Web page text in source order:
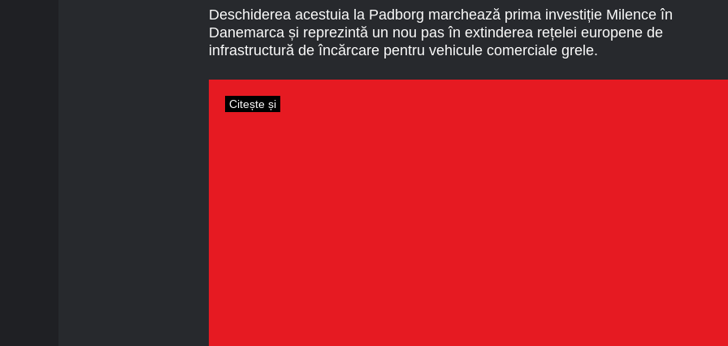
Deschiderea acestuia la Padborg marchează prima investiție Milence în
Danemarca și reprezintă un nou pas în extinderea rețelei europene de
infrastructură de încărcare pentru vehicule comerciale grele.
Citește și